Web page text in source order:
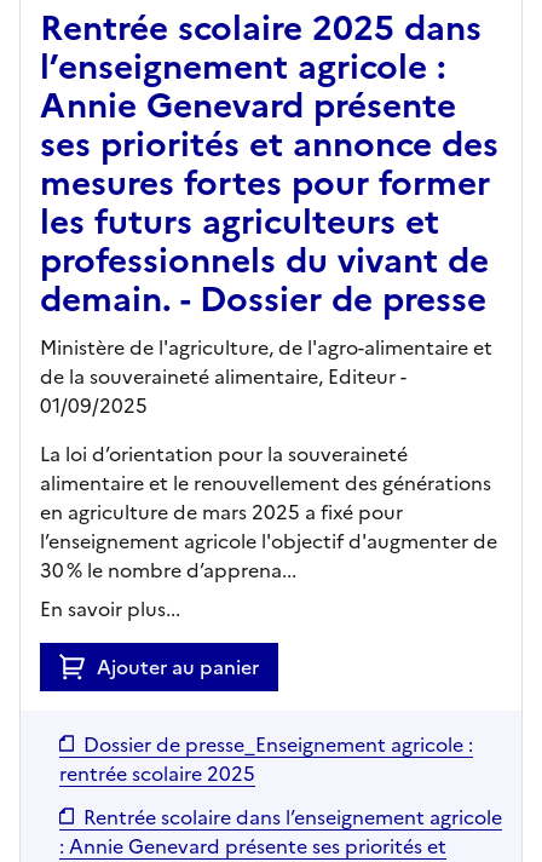
Rentrée scolaire 2025 dans
l’enseignement agricole :
Annie Genevard présente
ses priorités et annonce des
mesures fortes pour former
les futurs agriculteurs et
professionnels du vivant de
demain. - Dossier de presse
Ministère de l'agriculture, de l'agro-alimentaire et
de la souveraineté alimentaire, Editeur-
01/09/2025
La loi d’orientation pour la souveraineté
alimentaire et le renouvellement des générations
en agriculture de mars 2025 a fixé pour
l’enseignement agricole l'objectif d'augmenter de
30 % le nombre d’apprena...
En savoir plus...
Ajouter au panier
Dossier de presse_Enseignement agricole :
rentrée scolaire 2025
Rentrée scolaire dans l’enseignement agricole
: Annie Genevard présente ses priorités et